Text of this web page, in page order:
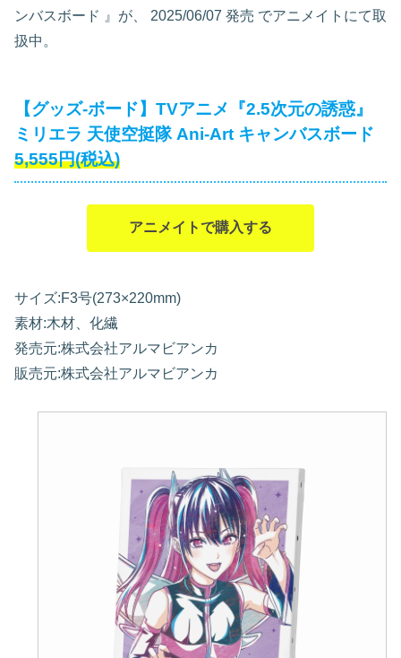
ンバスボード 』が、 2025/06/07 発売 でアニメイトにて取
扱中。
【グッズ-ボード】TVアニメ『2.5次元の誘惑』
ミリエラ 天使空挺隊 Ani-Art キャンバスボード
5,555円(税込)
アニメイトで購入する
サイズ:F3号(273×220mm)
素材:木材、化繊
発売元:株式会社アルマビアンカ
販売元:株式会社アルマビアンカ